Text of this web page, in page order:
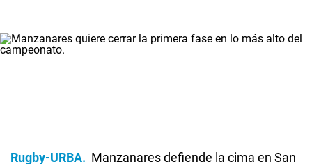
Rugby-URBA Manzanares defiende la cima en San